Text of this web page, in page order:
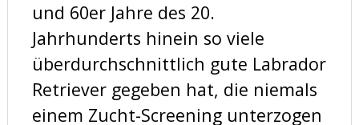
und 60er Jahre des 20.
Jahrhunderts hinein so viele
überdurchschnittlich gute Labrador
Retriever gegeben hat, die niemals
einem Zucht-Screening unterzogen